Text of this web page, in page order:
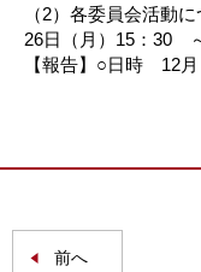
（2）各委員会活動
26日（月）15：30
【報告】○日時 12
前へ